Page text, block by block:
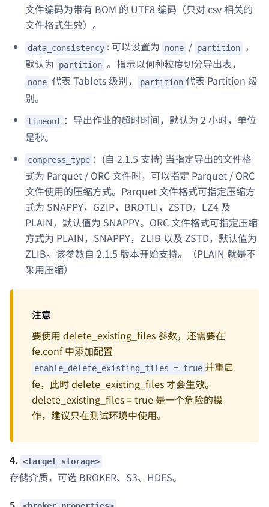
文件编码为带有 BOM 的 UTF8 编码（只对 csv 相关的
文件格式生效）。
data_consistency : 可以设置为 none / partition
，
默认为
partition 。指示以何种粒度切分导出表，
none 代表 Tablets 级别， partition 代表 Partition 级
别。
timeout ：导出作业的超时时间，默认为 2 小时，单位
是秒。
compress_type ：(自 2.1.5 支持) 当指定导出的文件格
式为 Parquet / ORC 文件时，可以指定 Parquet / ORC
文件使用的压缩方式。Parquet 文件格式可指定压缩方
式为 SNAPPY，GZIP，BROTLI，ZSTD，LZ4 及
PLAIN，默认值为 SNAPPY。ORC 文件格式可指定压缩
方式为 PLAIN，SNAPPY，ZLIB 以及 ZSTD，默认值为
ZLIB。该参数自 2.1.5 版本开始支持。（PLAIN 就是不
采用压缩）
注意
要使用 delete_existing_files 参数，还需要在
fe.conf 中添加配置
enable_delete_existing_files = true 并重启
fe，此时 delete_existing_files 才会生效。
delete_existing_files = true 是一个危险的操
作，建议只在测试环境中使用。
4. <target_storage>
存储介质，可选 BROKER、S3、HDFS。